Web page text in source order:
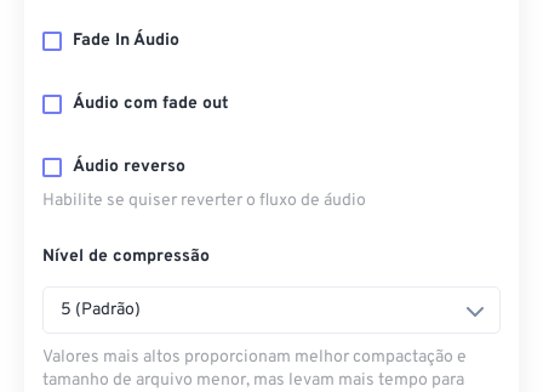
Fade In Áudio
Áudio com fade out
Áudio reverso
Habilite se quiser reverter o fluxo de áudio
Nível de compressão
5 (Padrão)
Valores mais altos proporcionam melhor compactação e
tamanho de arquivo menor, mas levam mais tempo para